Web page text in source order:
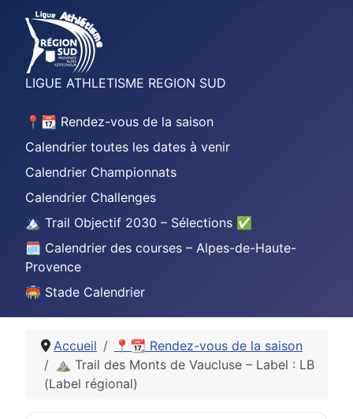
LIGUE ATHLETISME REGION SUD
📍📆 Rendez-vous de la saison
Calendrier toutes les dates à venir
Calendrier Championnats
Calendrier Challenges
🏔️ Trail Objectif 2030 – Sélections ✅
🗓️ Calendrier des courses – Alpes-de-Haute-
Provence
🏟️ Stade Calendrier
Accueil
📍📆 Rendez-vous de la saison
⛰️ Trail des Monts de Vaucluse – Label : LB
(Label régional)